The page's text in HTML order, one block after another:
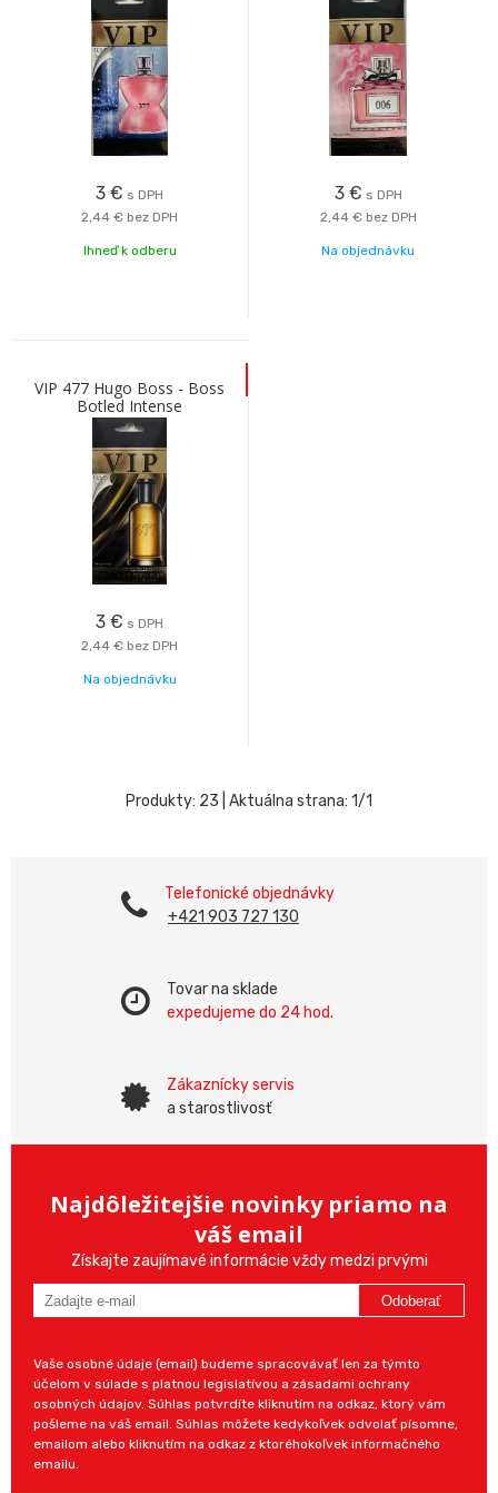
3 € s DPH
2,44 € bez DPH
Ihneď k odberu
3 € s DPH
2,44 € bez DPH
Na objednávku
VIP 477 Hugo Boss - Boss
Botled Intense
3 € s DPH
2,44 € bez DPH
Na objednávku
Produkty: 23 | Aktuálna strana: 1/1
Telefonické objednávky
+421 903 727 130
Tovar na sklade
expedujeme do 24 hod.
Zákaznícky servis
a starostlivosť
Najdôležitejšie novinky priamo na
váš email
Získajte zaujímavé informácie vždy medzi prvými
Odoberať
Vaše osobné údaje (email) budeme spracovávať len za týmto
účelom v súlade s platnou legislatívou a zásadami ochrany
osobných údajov. Súhlas potvrdíte kliknutím na odkaz, ktorý vám
pošleme na váš email. Súhlas môžete kedykoľvek odvolať písomne,
emailom alebo kliknutím na odkaz z ktoréhokoľvek informačného
emailu.